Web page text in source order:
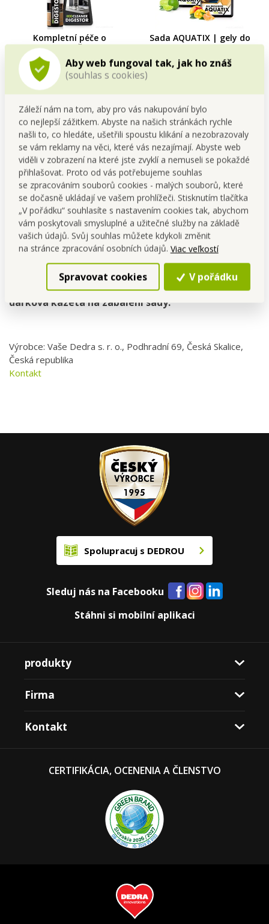
Aby web fungoval tak, jak ho znáš
(souhlas s cookies)
Záleží nám na tom, aby pro vás nakupování bylo
co nejlepší zážitkem. Abyste na našich stránkách rychle
našli to, co hledáte, ušetřili spoustu klikání a nezobrazovaly
se vám reklamy na věci, které vás nezajímají. Abyste web
viděli v zobrazení na které jste zvyklí a nemuseli se pokaždé
přihlašovat. Proto od vás potřebujeme souhlas
se zpracováním souborů cookies - malých souborů, které
se dočasně ukládají ve vašem prohlížeči. Stisknutím tlačítka
„V pořádku“ souhlasíte s nastavením cookies tak, abychom
vám poskytovali smysluplné a užitečné služby na základě
vašich údajů. Svůj souhlas můžete kdykoli změnit
na stránce zpracování osobních údajů. Viac veľkostí
Spravovat cookies V pořádku
Kompletní péče o
digestoř | Čistič +
impregnační sprej | 500
ml + 200 ml
1+1
10,79 €
Do kočíka
Skladom
Sada AQUATIX | gely do
ALL INCLUSIVE | 115
mytí
Cena pre teba
Do kočíka
Skladom
Detailný popis
DÁRKOVÁ SADA OBSAHUJE: 1x parfémová voda
(EDP), 100 ml / 1x sprchový gel s Aloe Vera a
glycerinem, 250 ml / 1x antiperspirant, 200 ml / 1x
bambusový hřeben na vlasy / 1x puff na mytí / 1x
dárková kazeta na zabalení sady.
Výrobce: Vaše Dedra s. r. o., Podhradní 69, Česká Skalice,
Česká republika
Kontakt
Spolupracuj s DEDROU
Sleduj nás na Facebooku
Stáhni si mobilní aplikaci
produkty
Firma
Kontakt
CERTIFIKÁCIA, OCENENIA A ČLENSTVO